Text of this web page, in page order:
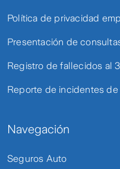
Política de privacidad
Presentación de
Registro de fallecidos al
Reporte de incidentes
Navegación
Seguros Auto